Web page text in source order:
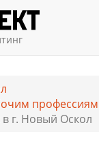
профессиям
г. Новый Оскол